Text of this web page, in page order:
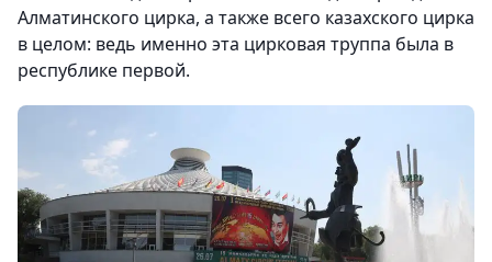
Алматинского цирка, а также всего казахского цирка
в целом: ведь именно эта цирковая труппа была в
республике первой.